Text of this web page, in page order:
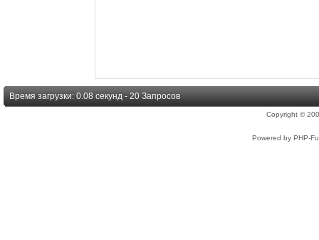
Время загрузки: 0.08 секунд - 20 Запросов
Copyright ©
Powered by PHP-